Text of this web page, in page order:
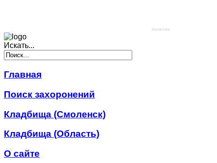
Social Like
Искать...
Главная
Поиск захоронений
Кладбища (Смоленск)
Кладбища (Область)
О сайте